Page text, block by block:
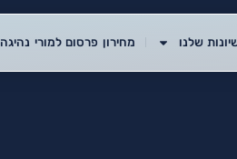
שלנו מחירון פרסום למורי נהיגה